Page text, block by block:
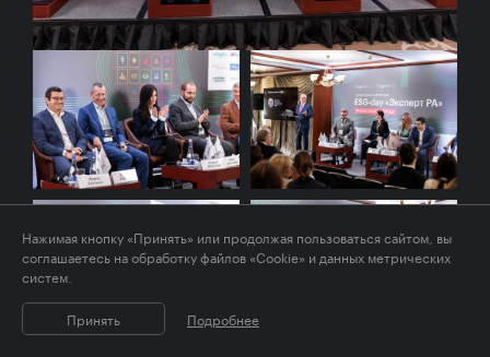
Нажимая кнопку «Принять» или продолжая пользоваться сайтом, вы
соглашаетесь на обработку файлов «Cookie» и данных метрических
систем.
Принять Подробнее